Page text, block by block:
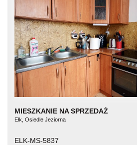
MIESZKANIE NA SPRZEDAŻ
Ełk, Osiedle Jeziorna
ELK-MS-5837